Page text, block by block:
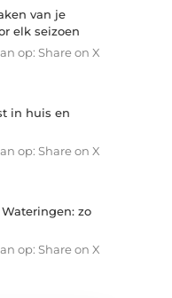
van je
elk seizoen
op: Share on X
in huis en
op: Share on X
zo
op: Share on X